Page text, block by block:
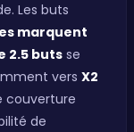
Les buts
marquent
2.5 buts se
vers X2
couverture
de